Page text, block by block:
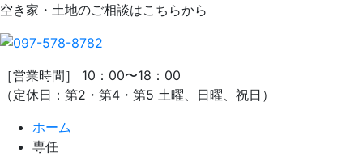
空き家・土地のご相談はこちらから
［営業時間］ 10：00〜18：00
（定休日：第2・第4・第5 土曜、日曜、祝日）
ホーム
専任